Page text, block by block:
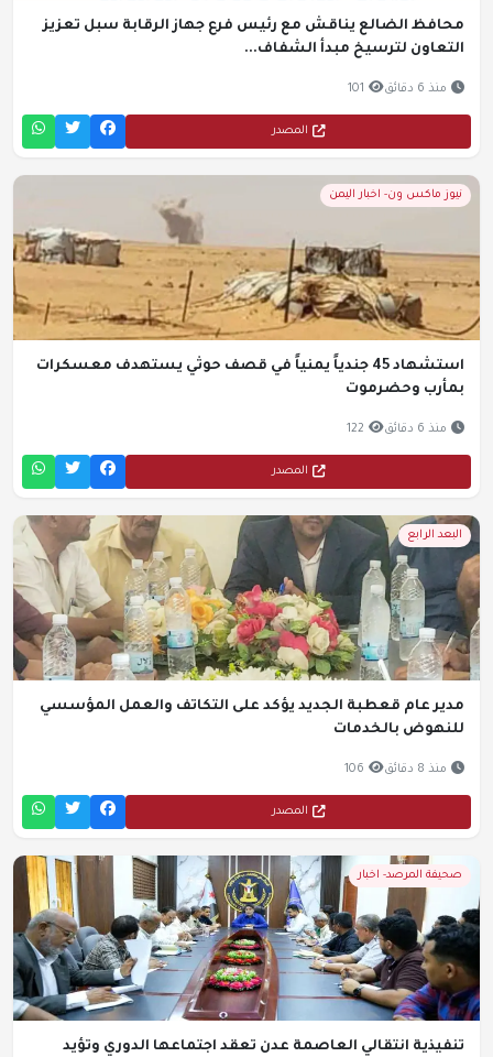
محافظ الضالع يناقش مع رئيس فرع جهاز الرقابة سبل تعزيز
التعاون لترسيخ مبدأ الشفاف...
منذ 6 دقائق 101
المصدر
نيوز ماكس ون- اخبار اليمن
استشهاد 45 جندياً يمنياً في قصف حوثي يستهدف معسكرات
بمأرب وحضرموت
منذ 6 دقائق 122
المصدر
البعد الرابع
مدير عام قعطبة الجديد يؤكد على التكاتف والعمل المؤسسي
للنهوض بالخدمات
منذ 8 دقائق 106
المصدر
صحيفة المرصد- اخبار
تنفيذية انتقالي العاصمة عدن تعقد اجتماعها الدوري وتؤيد